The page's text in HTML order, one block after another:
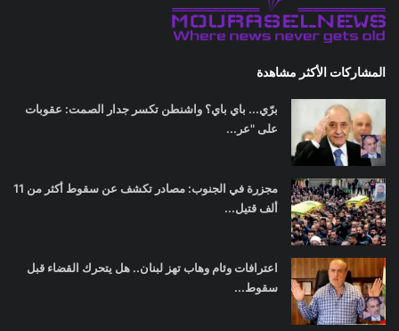
المشاركات الأكثر مشاهدة
برّي... باي باي؟ واشنطن تكسر جدار الصمت: عقوبات
على "عر...
مجزرة في الجنوب: مصادر تكشف عن سقوط أكثر من 11
ألف قتيل...
اعترافات وئام وهاب تهز لبنان.. هل يتحرك القضاء قبل
سقوط...